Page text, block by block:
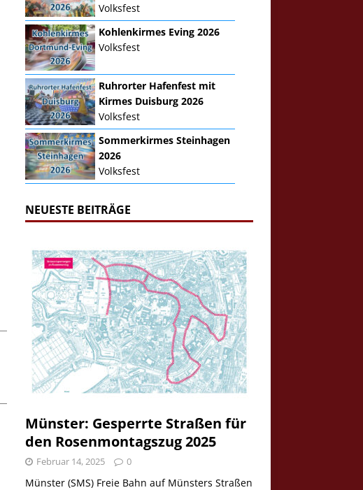
Volksfest
Kohlenkirmes Eving 2026
Volksfest
Ruhrorter Hafenfest mit
Kirmes Duisburg 2026
Volksfest
Sommerkirmes Steinhagen
2026
Volksfest
NEUESTE BEITRÄGE
Münster: Gesperrte Straßen für
den Rosenmontagszug 2025
Februar 14, 2025 0
Münster (SMS) Freie Bahn auf Münsters Straßen